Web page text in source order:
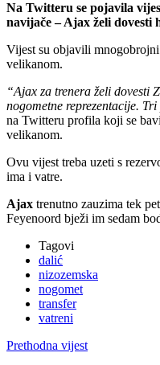
Na Twitteru se pojavila
navijače – Ajax želi
Vijest su objavili
velikanom.
“Ajax za trenera želi dovesti
nogometne reprezentacije.
na Twitteru profila koji se
velikanom.
Ovu vijest treba uzeti s
ima i vatre.
Ajax trenutno zauzima tek
Feyenoord bježi im sedam
Tagovi
dalić
nizozemska
nogomet
transfer
vatreni
Prethodna vijest